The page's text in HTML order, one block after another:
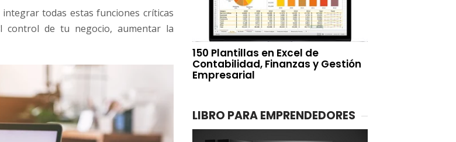
todas estas funciones críticas
control de tu negocio, aumentar la
150 Plantillas en Excel de
Contabilidad, Finanzas y Gestión
Empresarial
LIBRO PARA EMPRENDEDORES